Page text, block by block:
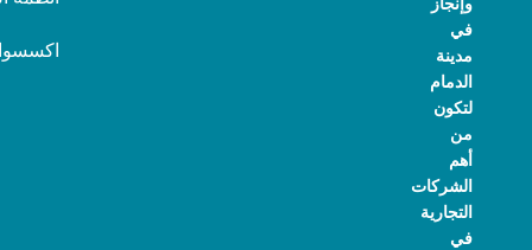
وإنجاز
في
مدينة
الدمام
لتكون
من
أهم
الشركات
التجارية
في